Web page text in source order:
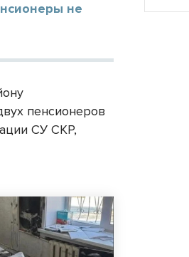
не
пенсионеров
СУ СКР,